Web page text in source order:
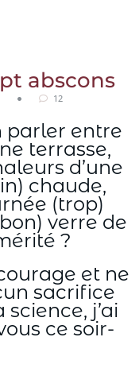
abscons
12
parler entre
terrasse,
d’une
chaude,
(trop)
verre de
?
et ne
sacrifice
j’ai
ce soir-